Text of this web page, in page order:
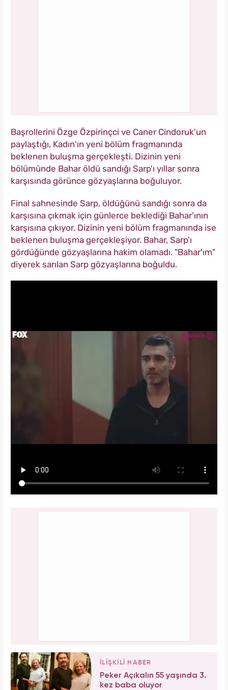
Başrollerini Özge Özpirinçci ve Caner Cindoruk'un
paylaştığı, Kadın'ın yeni bölüm fragmanında
beklenen buluşma gerçekleşti. Dizinin yeni
bölümünde Bahar öldü sandığı Sarp'ı yıllar sonra
karşısında görünce gözyaşlarına boğuluyor.
Final sahnesinde Sarp, öldüğünü sandığı sonra da
karşısına çıkmak için günlerce beklediği Bahar'ının
karşısına çıkıyor. Dizinin yeni bölüm fragmanında ise
beklenen buluşma gerçekleşiyor. Bahar, Sarp'ı
gördüğünde gözyaşlarına hakim olamadı. "Bahar'ım"
diyerek sarılan Sarp gözyaşlarına boğuldu.
İLİŞKİLİ HABER
Peker Açıkalın 55 yaşında 3.
kez baba oluyor